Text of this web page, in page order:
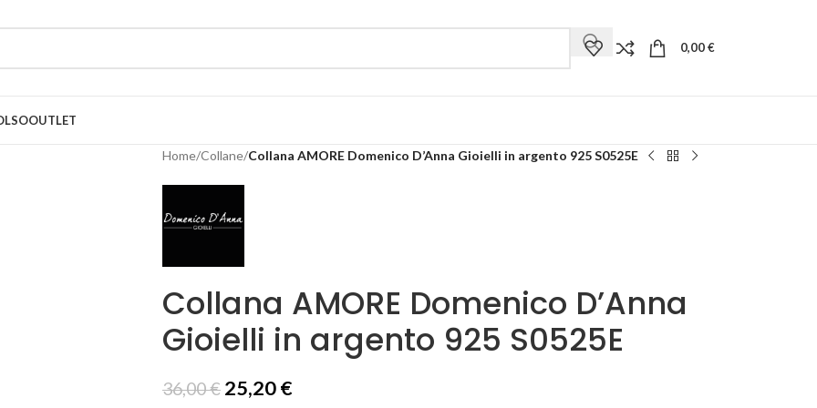
0,00€
OUTLET
Home/Collane/Collana AMORE Domenico D’Anna Gioielli in argento 925 S0525E
Collana AMORE Domenico D’Anna
Gioielli in argento 925 S0525E
36,00€ 25,20€